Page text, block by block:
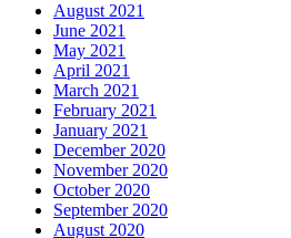
August 2021
June 2021
May 2021
April 2021
March 2021
February 2021
January 2021
December 2020
November 2020
October 2020
September 2020
August 2020